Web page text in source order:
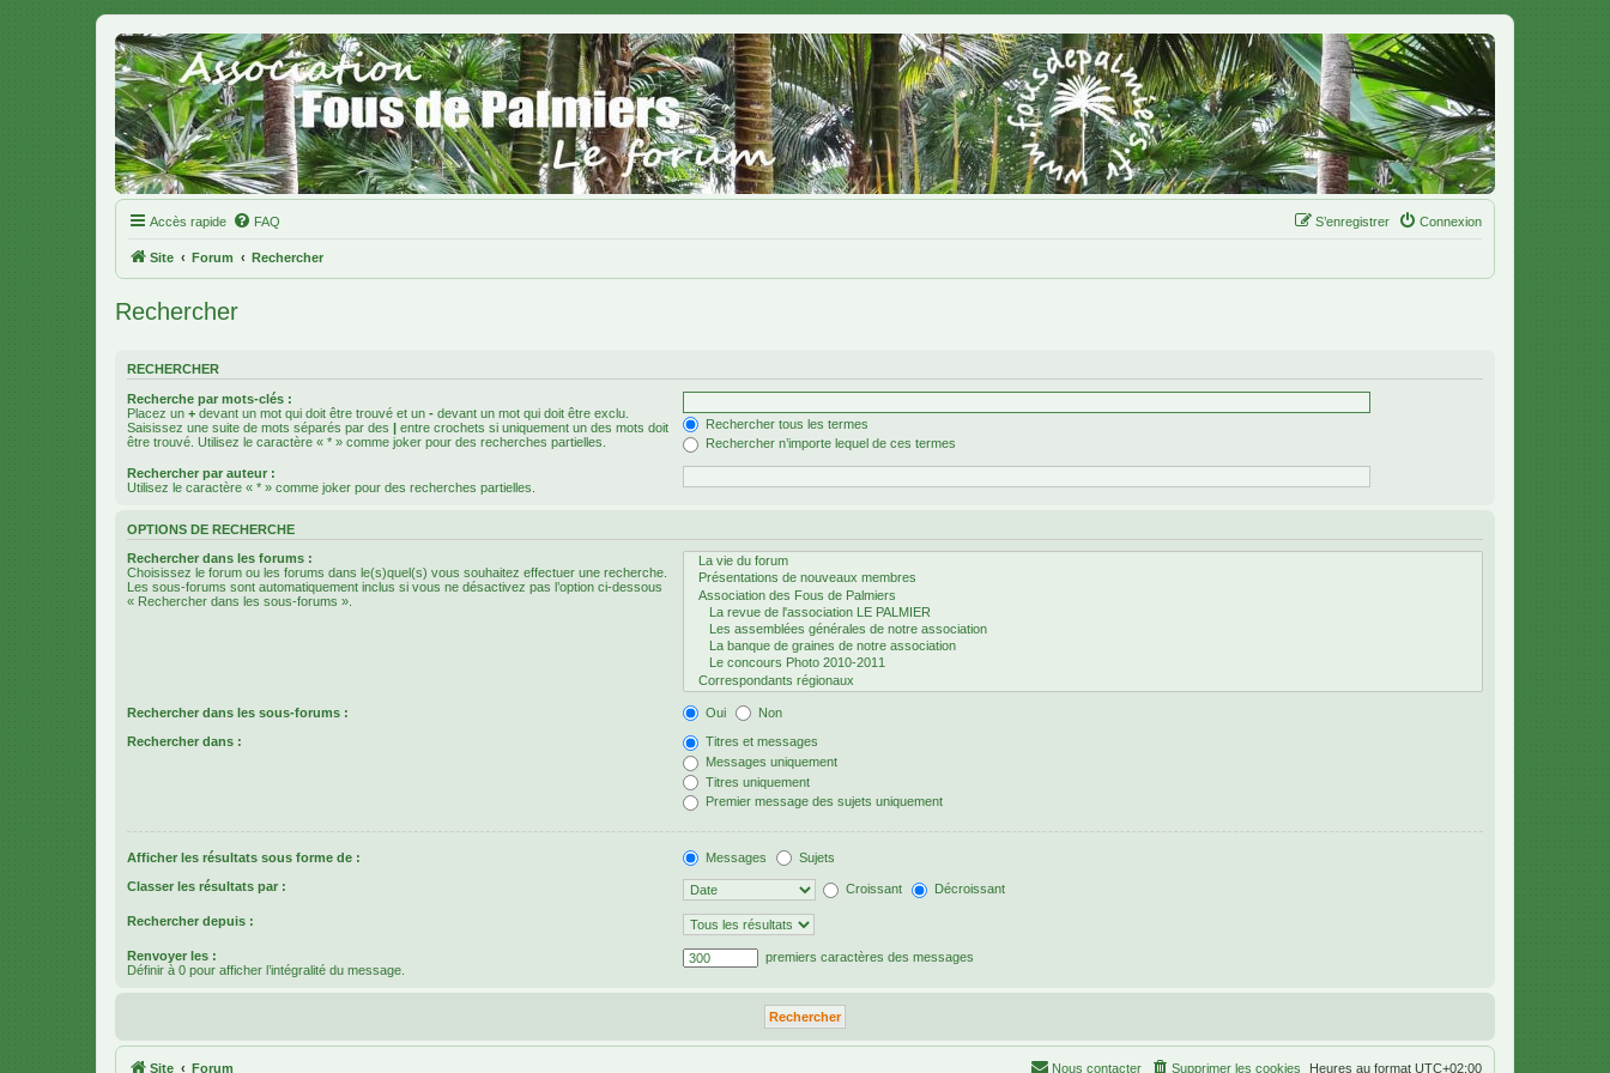
Accès rapide FAQ Connexion
S’enregistrer
Site Forum Rechercher
Rechercher
RECHERCHER
Recherche par mots-clés :
Placez un + devant un mot qui doit être trouvé et un - devant un mot qui doit être exclu.
Saisissez une suite de mots séparés par des | entre crochets si uniquement un des mots doit
être trouvé. Utilisez le caractère « * » comme joker pour des recherches partielles.
Rechercher tous les termes
Rechercher n’importe lequel de ces termes
Rechercher par auteur :
Utilisez le caractère « * » comme joker pour des recherches partielles.
OPTIONS DE RECHERCHE
Rechercher dans les forums :
Choisissez le forum ou les forums dans le(s)quel(s) vous souhaitez effectuer une recherche.
Les sous-forums sont automatiquement inclus si vous ne désactivez pas l’option ci-dessous
« Rechercher dans les sous-forums ».
Rechercher dans les sous-forums : Oui Non
Rechercher dans :
Titres et messages
Messages uniquement
Titres uniquement
Premier message des sujets uniquement
Afficher les résultats sous forme de : Messages Sujets
Classer les résultats par : Croissant Décroissant
Rechercher depuis :
Renvoyer les :
Définir à 0 pour afficher l’intégralité du message.
premiers caractères des messages
Site Forum Heures au format UTC+02:00
Supprimer les cookies
Nous contacter